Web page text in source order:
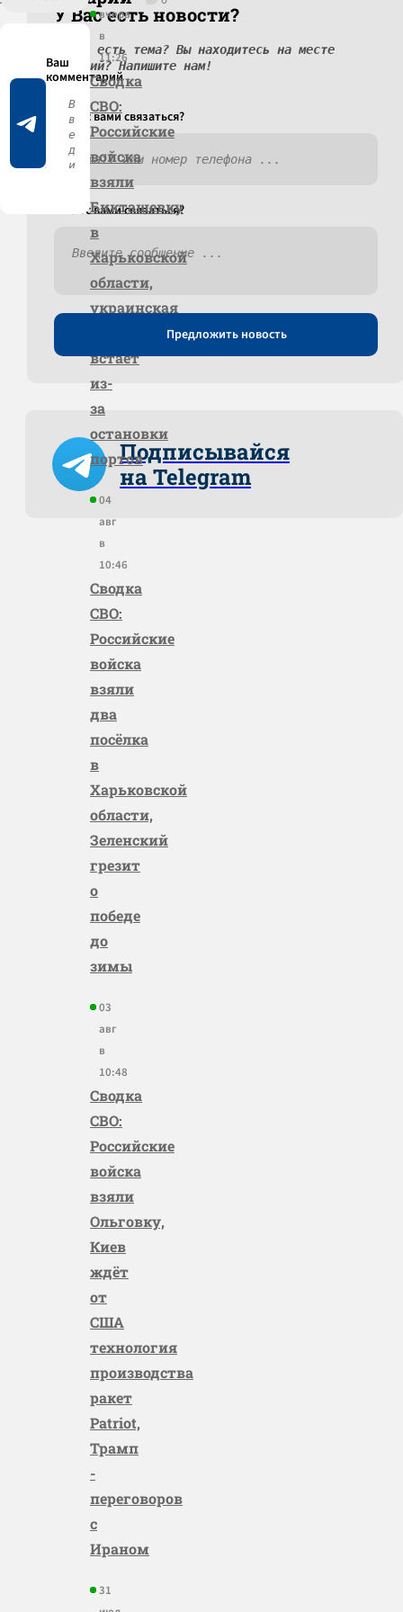
вчера
в
11:26
Сводка
СВО:
Российские
войска
взяли
Бикташевку
в
Харьковской
области,
украинская
промышленность
встаёт
из-
за
остановки
портов
04
авг
в
10:46
Сводка
СВО:
Российские
войска
взяли
два
посёлка
в
Харьковской
области,
Зеленский
грезит
о
победе
до
зимы
03
авг
в
10:48
Сводка
СВО:
Российские
войска
взяли
Ольговку,
Киев
ждёт
от
США
технология
производства
ракет
Patriot,
Трамп
-
переговоров
с
Ираном
31
У Вас есть новости?
У вас есть тема? Вы находитесь на месте
событий? Напишите нам!
Как c вами связаться?
Как c вами связаться?
Предложить новость
Подписывайся
на Telegram